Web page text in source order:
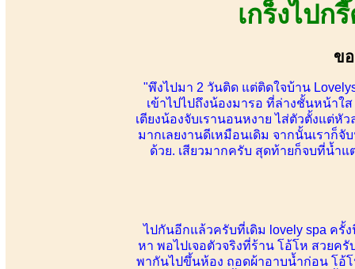
เกร็งไป
ข
"พึงไปมา 2 วันติด แต่ติดใจบ้าน
เข้าไปไปถึงน้องมารอ ที่ล่างชั้นหน้าใ
เตียงน้องจับเรานอนหงาย ไส่ตัวตั้งแต่หั
มากเลยงานดีเหมือนเดิม จากนั้นเราก็
ด้วย. เสียวมากครับ สุดท้ายก็จบที่น้ำ
ไปกันอีกแล้วครับที่เดิม lovely spa ครั้
หา พอไปเจอตัวจริงที่ร้าน โอ้โห สวยค
พากันไปขึ้นห้อง ถอดผ้าอาบน้ำก่อน โอ้